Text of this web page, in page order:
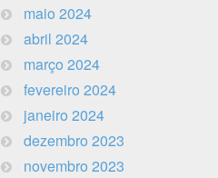
maio 2024
abril 2024
março 2024
fevereiro 2024
janeiro 2024
dezembro 2023
novembro 2023